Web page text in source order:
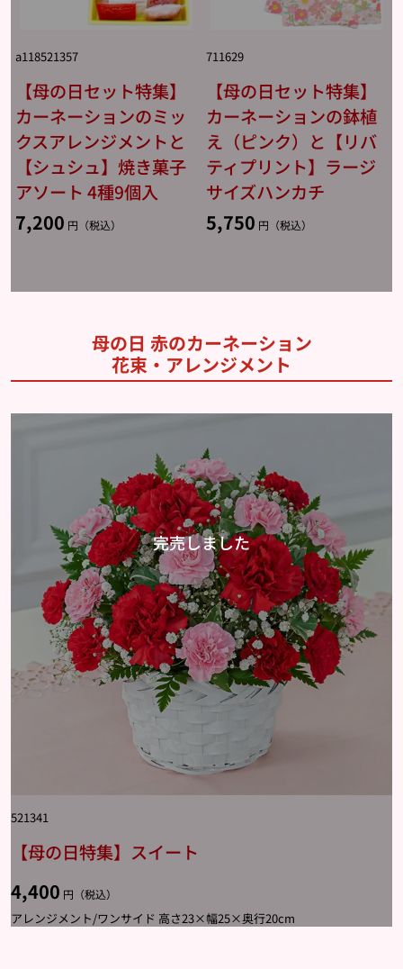
a118521357
【母の日セット特集】
カーネーションのミッ
クスアレンジメントと
【シュシュ】焼き菓子
アソート 4種9個入
7,200 円（税込）
711629
【母の日セット特集】
カーネーションの鉢植
え（ピンク）と【リバ
ティプリント】ラージ
サイズハンカチ
5,750 円（税込）
母の日 赤のカーネーション
花束・アレンジメント
521341
【母の日特集】スイート
4,400 円（税込）
アレンジメント/ワンサイド 高さ23×幅25×奥行20cm